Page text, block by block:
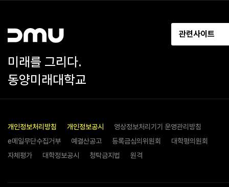
미래를 그리다.
동양미래대학교
관련사이트
개인정보처리방침 개인정보공시
영상정보처리기기 운영관리방침
e메일무단수집거부
예결산공고 등록금심의위원회
대학평의원회
자체평가
대학정보공시 청탁금지법 원격